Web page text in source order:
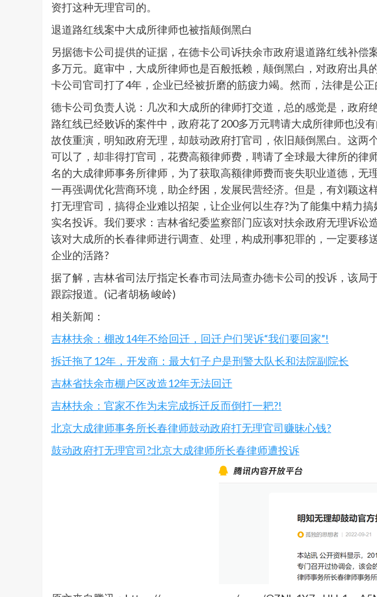
资打这种无理官司的。
退道路红线案中大成所律师也被指颠倒黑白
另据德卡公司提供的证据，在德卡公司诉扶余市政府退道路红线补
多万元。庭审中，大成所律师也是百般抵赖，颠倒黑白，对政府出
卡公司官司打了4年，企业已经被折磨的筋疲力竭。然而，法律是公
德卡公司负责人说：几次和大成所的律师打交道，总的感觉是，政
路红线已经败诉的案件中，政府花了200多万元聘请大成所律师也没
故伎重演，明知政府无理，却鼓动政府打官司，依旧颠倒黑白。这
可以了，却非得打官司，花费高额律师费，聘请了全球最大律所的
名的大成律师事务所律师，为了获取高额律师费而丧失职业道德，
一再强调优化营商环境，助企纾困，发展民营经济。但是，有刘颖这
打无理官司，搞得企业难以招架，让企业何以生存?为了能集中精力
实名投诉。我们要求：吉林省纪委监察部门应该对扶余政府无理诉
该对大成所的长春律师进行调查、处理，构成刑事犯罪的，一定要
企业的活路?
据了解，吉林省司法厅指定长春市司法局查办德卡公司的投诉，该
跟踪报道。(记者胡杨 峻岭)
相关新闻：
吉林扶余：棚改14年不给回迁，回迁户们哭诉“我们要回家”!
拆迁拖了12年，开发商：最大钉子户是刑警大队长和法院副院长
吉林省扶余市棚户区改造12年无法回迁
吉林扶余：官家不作为未完成拆迁反而倒打一耙?!
北京大成律师事务所长春律师鼓动政府打无理官司赚昧心钱?
鼓动政府打无理官司?北京大成律师所长春律师遭投诉